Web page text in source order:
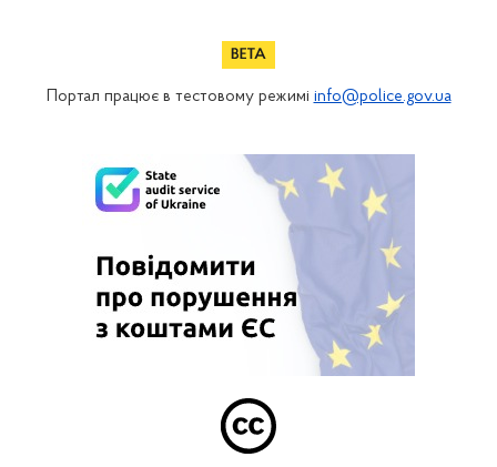
Портал працює в тестовому режимі info@police.gov.ua